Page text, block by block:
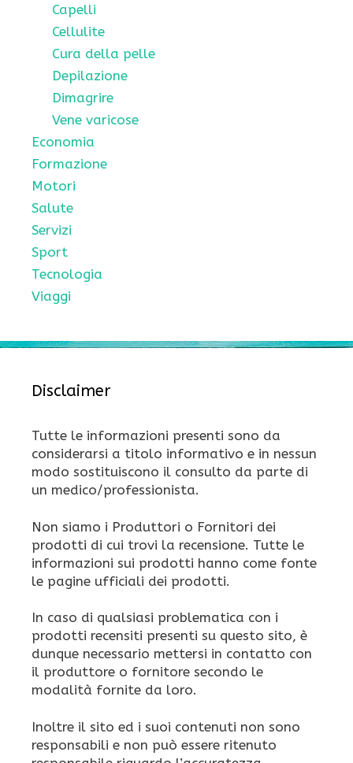
Capelli
Cellulite
Cura della pelle
Depilazione
Dimagrire
Vene varicose
Economia
Formazione
Motori
Salute
Servizi
Sport
Tecnologia
Viaggi
Disclaimer
Tutte le informazioni presenti sono da
considerarsi a titolo informativo e in nessun
modo sostituiscono il consulto da parte di
un medico/professionista.
Non siamo i Produttori o Fornitori dei
prodotti di cui trovi la recensione. Tutte le
informazioni sui prodotti hanno come fonte
le pagine ufficiali dei prodotti.
In caso di qualsiasi problematica con i
prodotti recensiti presenti su questo sito, è
dunque necessario mettersi in contatto con
il produttore o fornitore secondo le
modalità fornite da loro.
Inoltre il sito ed i suoi contenuti non sono
responsabili e non può essere ritenuto